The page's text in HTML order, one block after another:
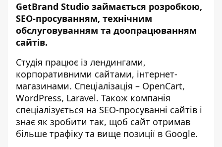
GetBrand Studio займається розробкою,
SEO-просуванням, технічним
обслуговуванням та доопрацюванням
сайтів.
Студія працює із лендингами,
корпоративними сайтами, інтернет-
магазинами. Спеціалізація – OpenCart,
WordPress, Laravel. Також компанія
спеціалізується на SEO-просуванні сайтів і
знає як зробити так, щоб сайт отримав
більше трафіку та вище позиції в Google.